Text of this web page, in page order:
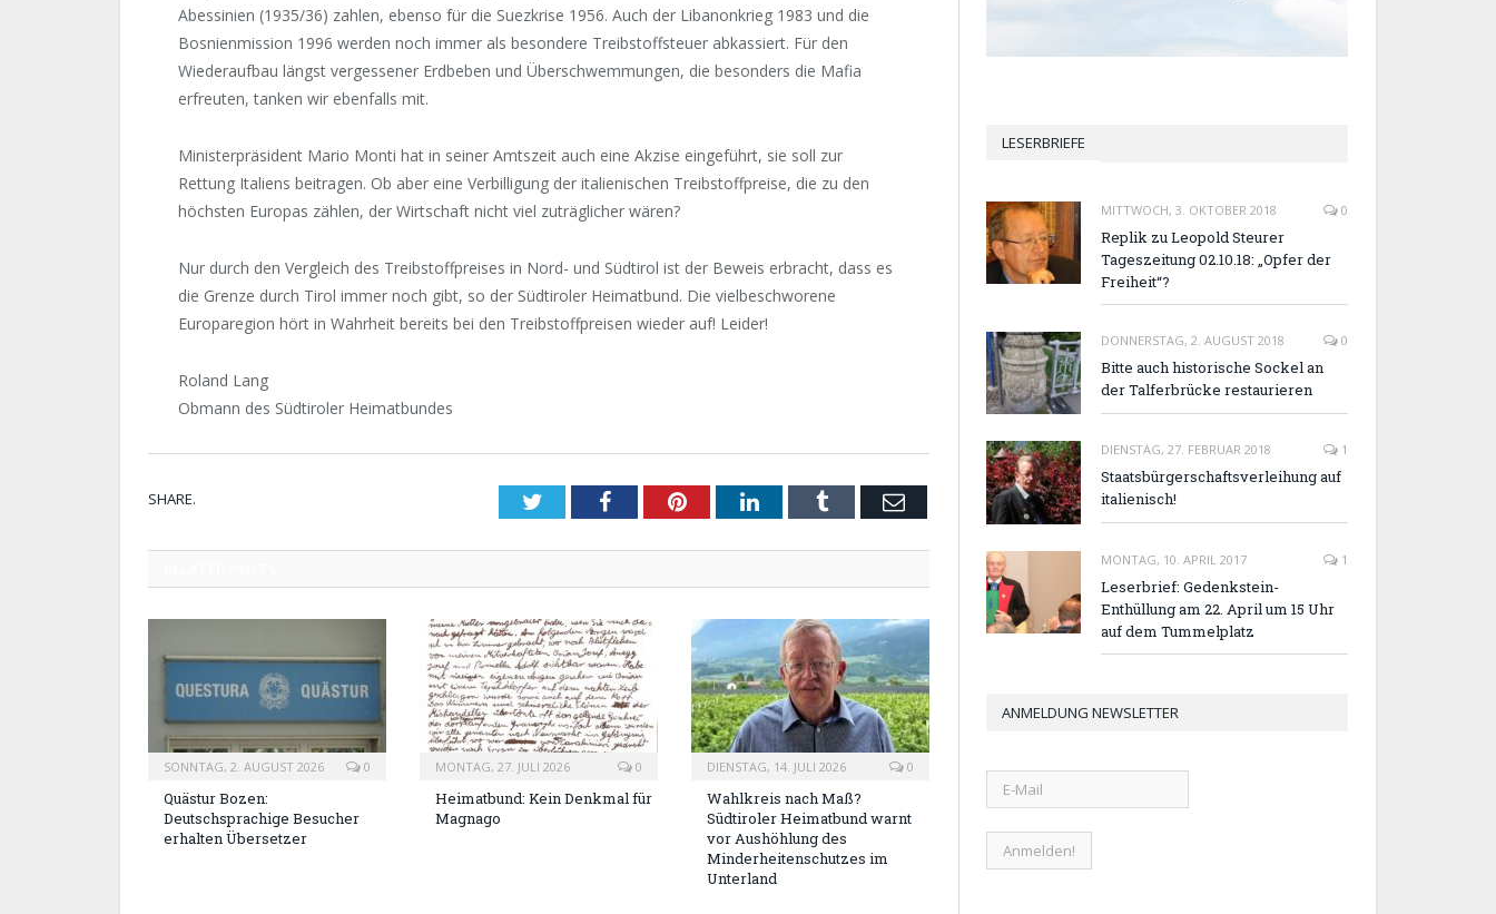
Abessinien (1935/36) zahlen, ebenso für die Suezkrise 1956. Auch der Libanonkrieg 1983 und die
Bosnienmission 1996 werden noch immer als besondere Treibstoffsteuer abkassiert. Für den
Wiederaufbau längst vergessener Erdbeben und Überschwemmungen, die besonders die Mafia
erfreuten, tanken wir ebenfalls mit.
Ministerpräsident Mario Monti hat in seiner Amtszeit auch eine Akzise eingeführt, sie soll zur
Rettung Italiens beitragen. Ob aber eine Verbilligung der italienischen Treibstoffpreise, die zu den
höchsten Europas zählen, der Wirtschaft nicht viel zuträglicher wären?
Nur durch den Vergleich des Treibstoffpreises in Nord- und Südtirol ist der Beweis erbracht, dass es
die Grenze durch Tirol immer noch gibt, so der Südtiroler Heimatbund. Die vielbeschworene
Europaregion hört in Wahrheit bereits bei den Treibstoffpreisen wieder auf! Leider!
Roland Lang
Obmann des Südtiroler Heimatbundes
SHARE. TwitterFacebookPinterestLinkedInTumblr Email
SONNTAG, 2. AUGUST 2026 0
Quästur Bozen:
Deutschsprachige Besucher
erhalten Übersetzer
MONTAG, 27. JULI 2026 0
Heimatbund: Kein Denkmal für
Magnago
DIENSTAG, 14. JULI 2026 0
Wahlkreis nach Maß?
Südtiroler Heimatbund warnt
vor Aushöhlung des
Minderheitenschutzes im
Unterland
LESERBRIEFE
MITTWOCH, 3. OKTOBER 2018 0
Replik zu Leopold Steurer
Tageszeitung 02.10.18: „Opfer der
Freiheit“?
DONNERSTAG, 2. AUGUST 2018 0
Bitte auch historische Sockel an
der Talferbrücke restaurieren
DIENSTAG, 27. FEBRUAR 2018 1
Staatsbürgerschaftsverleihung auf
italienisch!
MONTAG, 10. APRIL 2017 1
Leserbrief: Gedenkstein-
Enthüllung am 22. April um 15 Uhr
auf dem Tummelplatz
ANMELDUNG NEWSLETTER